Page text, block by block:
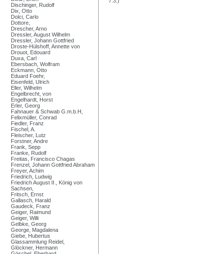
Dischinger, Rudolf
Dix, Otto
Dolci, Carlo
Dottore,
Drescher, Arno
Dressler, August Wilhelm
Dressler, Johann Gottfried
Droste-Hülshoff, Annette von
Drouot, Edouard
Duxa, Carl
Ebersbach, Wolfram
Eckmann, Otto
Eduard Foehr,
Eisenfeld, Ulrich
Eller, Wilhelm
Engelbrecht, von
Engelhardt, Horst
Erler, Georg
Fahnauer & Schwab G.m.b.H,
Felixmüller, Conrad
Fiedler, Franz
Fischel, A.
Fleischer, Lutz
Forstner, Andre
Frank, Sepp
Franke, Rudolf
Freitas, Francisco Chagas
Frenzel, Johann Gottfried Abraham
Freyer, Achim
Friedrich, Ludwig
Friedrich August II., König von
Sachsen,
Fritsch, Ernst
Gallasch, Harald
Gaudeck, Franz
Geiger, Raimund
Geiger, Willi
Gelbke, Georg
George, Magdalena
Giebe, Hubertus
Glassammlung Reidel,
Glöckner, Hermann